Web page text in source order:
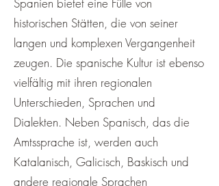
historischen Stätten, die von seiner
langen und komplexen Vergangenheit
zeugen. Die spanische Kultur ist ebenso
vielfältig mit ihren regionalen
Unterschieden, Sprachen und
Dialekten. Neben Spanisch, das die
Amtssprache ist, werden auch
Katalanisch, Galicisch, Baskisch und
andere regionale Sprachen